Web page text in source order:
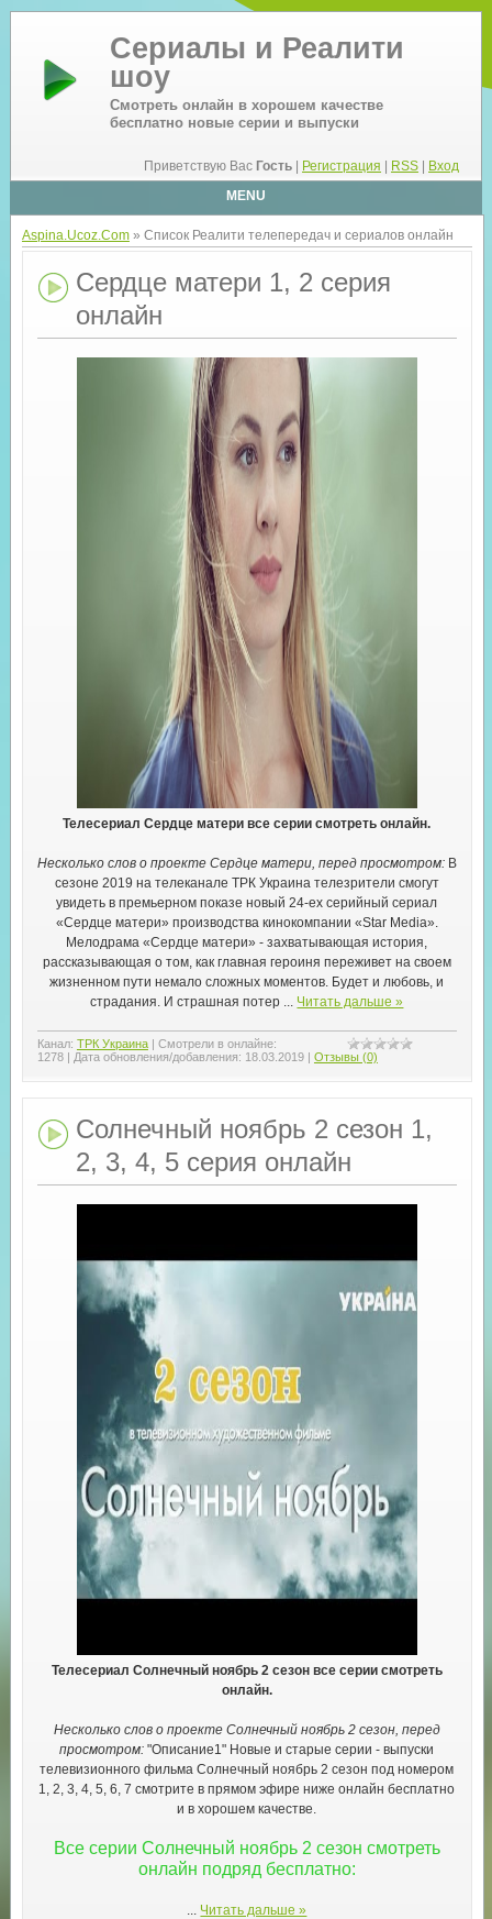
Сериалы и Реалити
шоу
Смотреть онлайн в хорошем качестве
бесплатно новые серии и выпуски
Приветствую Вас Гость Регистрация RSS
Вход
MENU
Aspina.Ucoz.Com» Список Реалити телепередач и сериалов онлайн
Сердце матери 1, 2 серия
онлайн
Телесериал Сердце матери все серии смотреть онлайн.
Несколько слов о проекте Сердце матери, перед просмотром:В
сезоне 2019 на телеканале ТРК Украина телезрители смогут
увидеть в премьерном показе новый 24-ех серийный сериал
«Сердце матери» производства кинокомпании «Star Media».
Мелодрама «Сердце матери» - захватывающая история,
рассказывающая о том, как главная героиня переживет на своем
жизненном пути немало сложных моментов. Будет и любовь, и
страдания. И страшная потер
Читать дальше »
Канал: ТРК Украина| Смотрели в онлайне:
1278| Дата обновления/добавления: 18.03.2019 | Отзывы (0)
Солнечный ноябрь 2 сезон 1,
2, 3, 4, 5 серия онлайн
Телесериал Солнечный ноябрь 2 сезон все серии смотреть
онлайн.
Несколько слов о проекте Солнечный ноябрь 2 сезон, перед
просмотром: "Описание1" Новые и старые серии - выпуски
телевизионного фильма Солнечный ноябрь 2 сезон под номером
1, 2, 3, 4, 5, 6, 7 смотрите в прямом эфире ниже онлайн бесплатно
и в хорошем качестве.
Все серии Солнечный ноябрь 2 сезон смотреть
онлайн подряд бесплатно:
Читать дальше »